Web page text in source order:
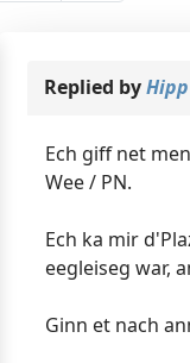
Replied byHipp
Ech giff net
Wee / PN.
Ech ka mir
eegleiseg war,
Ginn et nach